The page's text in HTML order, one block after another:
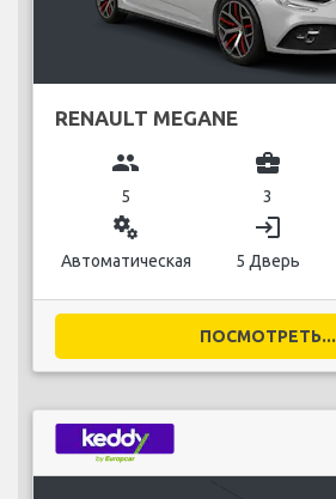
RENAULT MEGANE
group
5
business_center
3
miscellaneous_services
Автоматическая
login
5 Дверь
ПОСМОТРЕТЬ...